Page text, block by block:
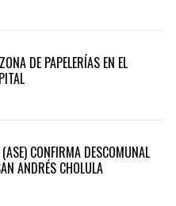
DE PAPELERÍAS EN EL
CONFIRMA DESCOMUNAL
ANDRÉS CHOLULA